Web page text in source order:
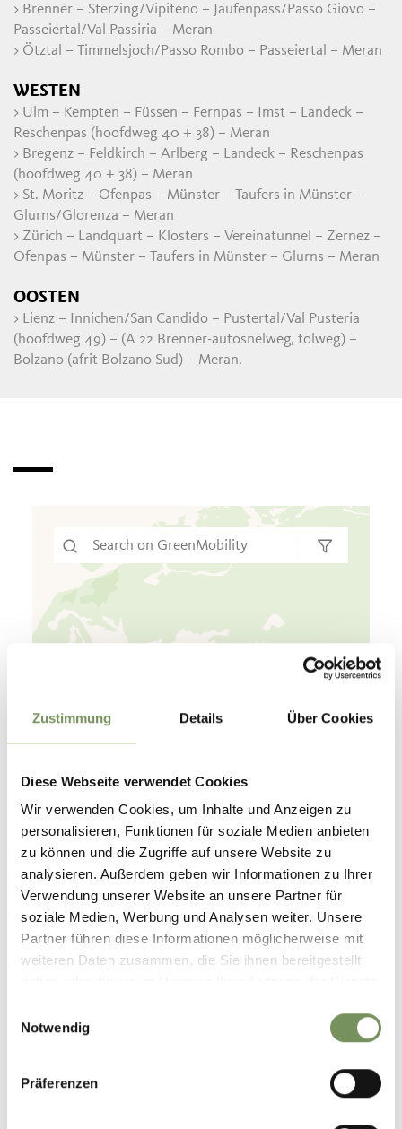
Zustimmung Details Über Cookies
Diese Webseite verwendet Cookies
Wir verwenden Cookies, um Inhalte und Anzeigen zu
personalisieren, Funktionen für soziale Medien anbieten
zu können und die Zugriffe auf unsere Website zu
analysieren. Außerdem geben wir Informationen zu Ihrer
Verwendung unserer Website an unsere Partner für
soziale Medien, Werbung und Analysen weiter. Unsere
Partner führen diese Informationen möglicherweise mit
weiteren Daten zusammen, die Sie ihnen bereitgestellt
Notwendig
Präferenzen
> Brenner – Sterzing/Vipiteno – Jaufenpass/Passo Giovo –
Passeiertal/Val Passiria – Meran
> Ötztal – Timmelsjoch/Passo Rombo – Passeiertal – Meran
WESTEN
> Ulm – Kempten – Füssen – Fernpas – Imst – Landeck –
Reschenpas (hoofdweg 40 + 38) – Meran
> Bregenz – Feldkirch – Arlberg – Landeck – Reschenpas
(hoofdweg 40 + 38) – Meran
> St. Moritz – Ofenpas – Münster – Taufers in Münster –
Glurns/Glorenza – Meran
> Zürich – Landquart – Klosters – Vereinatunnel – Zernez –
Ofenpas – Münster – Taufers in Münster – Glurns – Meran
OOSTEN
> Lienz – Innichen/San Candido – Pustertal/Val Pusteria
(hoofdweg 49) – (A 22 Brenner-autosnelweg, tolweg) –
Bolzano (afrit Bolzano Sud) – Meran.